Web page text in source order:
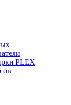
PLEX